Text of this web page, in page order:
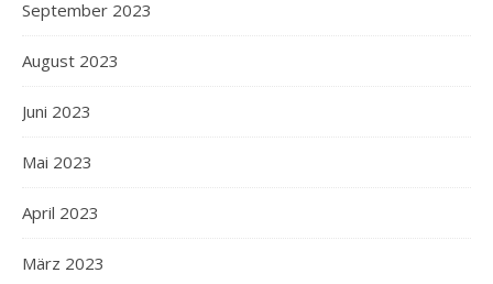
September 2023
August 2023
Juni 2023
Mai 2023
April 2023
März 2023